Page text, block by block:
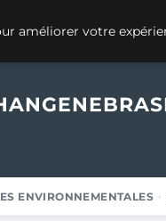
ENVIRONNEMENTALES
améliorer votre